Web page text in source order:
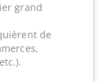
grand
de